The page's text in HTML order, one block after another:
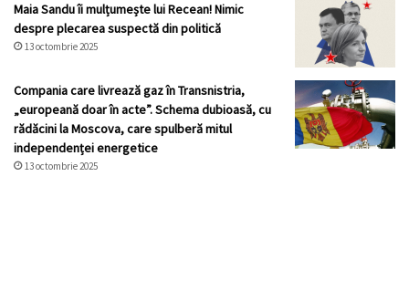
Maia Sandu îi mulțumește lui Recean! Nimic
despre plecarea suspectă din politică
13 octombrie 2025
Compania care livrează gaz în Transnistria,
„europeană doar în acte”. Schema dubioasă, cu
rădăcini la Moscova, care spulberă mitul
independenței energetice
13 octombrie 2025